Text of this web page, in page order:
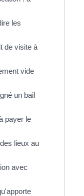
les
de visite à
vide
un bail
payer le
lieux au
avec